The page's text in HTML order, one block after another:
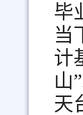
毕
当
计
山
天